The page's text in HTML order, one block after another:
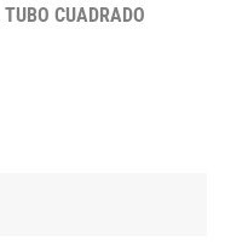
TUBO CUADRADO